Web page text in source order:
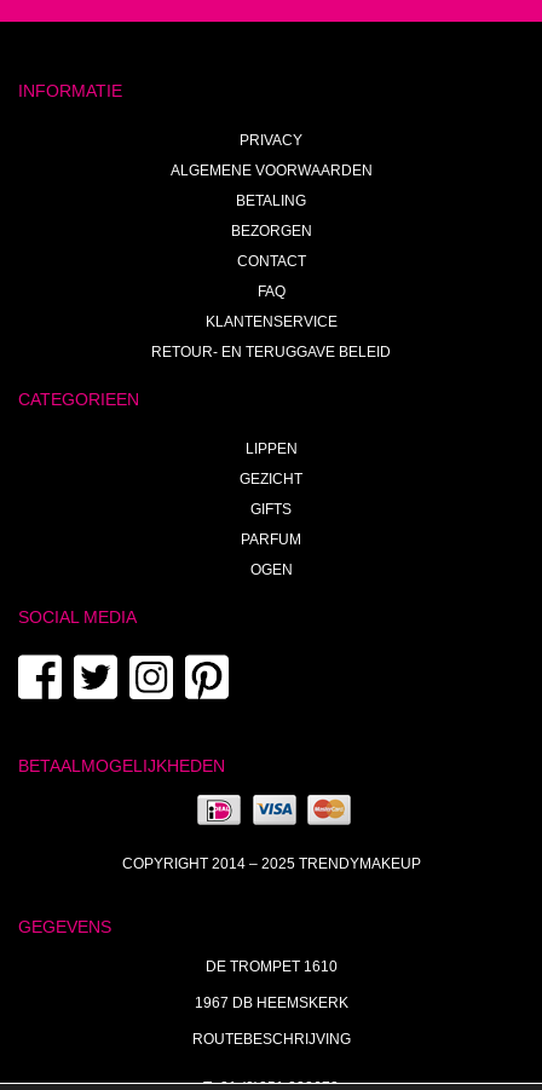
INFORMATIE
PRIVACY
ALGEMENE VOORWAARDEN
BETALING
BEZORGEN
CONTACT
FAQ
KLANTENSERVICE
RETOUR- EN TERUGGAVE BELEID
CATEGORIEEN
LIPPEN
GEZICHT
GIFTS
PARFUM
OGEN
SOCIAL MEDIA
BETAALMOGELIJKHEDEN
COPYRIGHT 2014 – 2025 TRENDYMAKEUP
GEGEVENS
DE TROMPET 1610
1967 DB HEEMSKERK
ROUTEBESCHRIJVING